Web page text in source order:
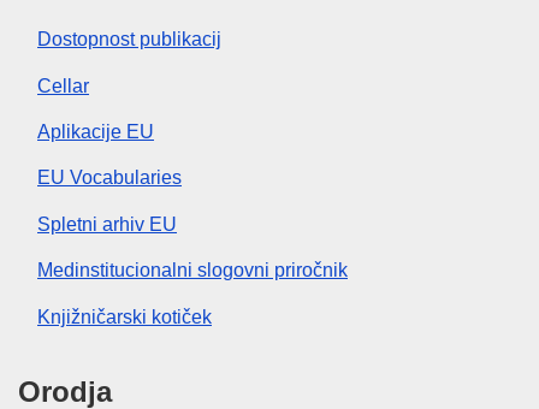
Dostopnost publikacij
Cellar
Aplikacije EU
EU Vocabularies
Spletni arhiv EU
Medinstitucionalni slogovni priročnik
Knjižničarski kotiček
Orodja